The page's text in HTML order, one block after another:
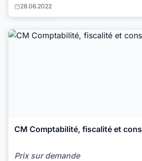
28.06.2022
CM Comptabilité, fiscalité et
Prix sur demande